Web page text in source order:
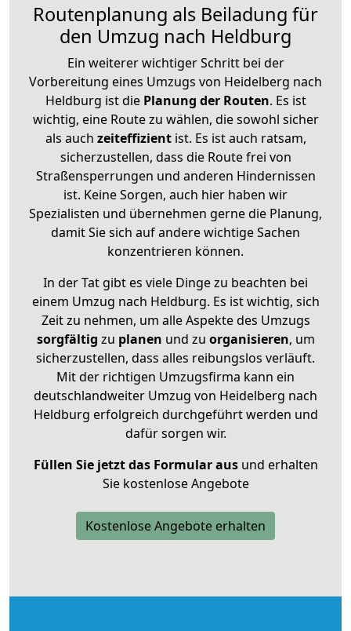
Routenplanung als Beiladung für
den Umzug nach Heldburg
Ein weiterer wichtiger Schritt bei der
Vorbereitung eines Umzugs von Heidelberg nach
Heldburg ist diePlanung der Routen. Es ist
wichtig, eine Route zu wählen, die sowohl sicher
als auch zeiteffizientist. Es ist auch ratsam,
sicherzustellen, dass die Route frei von
Straßensperrungen und anderen Hindernissen
ist. Keine Sorgen, auch hier haben wir
Spezialisten und übernehmen gerne die Planung,
damit Sie sich auf andere wichtige Sachen
konzentrieren können.
In der Tat gibt es viele Dinge zu beachten bei
einem Umzug nach Heldburg. Es ist wichtig, sich
Zeit zu nehmen, um alle Aspekte des Umzugs
sorgfältig zu planen und zu organisieren, um
sicherzustellen, dass alles reibungslos verläuft.
Mit der richtigen Umzugsfirma kann ein
deutschlandweiter Umzug von Heidelberg nach
Heldburg erfolgreich durchgeführt werden und
dafür sorgen wir.
Füllen Sie jetzt das Formular ausund erhalten
Sie kostenlose Angebote
Kostenlose Angebote erhalten